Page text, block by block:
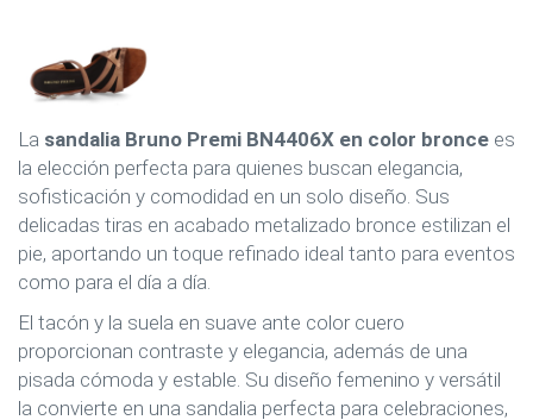
La sandalia Bruno Premi BN4406X en color bronce es
la elección perfecta para quienes buscan elegancia,
sofisticación y comodidad en un solo diseño. Sus
delicadas tiras en acabado metalizado bronce estilizan el
pie, aportando un toque refinado ideal tanto para eventos
como para el día a día.
El tacón y la suela en suave ante color cuero
proporcionan contraste y elegancia, además de una
pisada cómoda y estable. Su diseño femenino y versátil
la convierte en una sandalia perfecta para celebraciones,